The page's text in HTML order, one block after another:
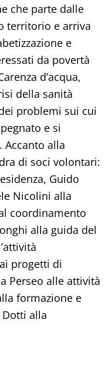
che parte dalle
territorio e arriva
e
da povertà
d’acqua,
della sanità
problemi sui cui
e si
Accanto alla
di soci volontari:
Guido
Nicolini alla
coordinamento
alla guida del
progetti di
Perseo alle attività
formazione e
alla